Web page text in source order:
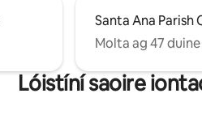
Santa Ana Parish
Molta ag 47
Lóistíní saoire